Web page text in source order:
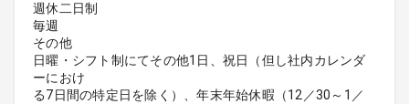
週休二日制
毎週
その他
日曜・シフト制にてその他1日、祝日（但し社内カレンダ
ーにおけ
る7日間の特定日を除く）、年末年始休暇（12／30～1／